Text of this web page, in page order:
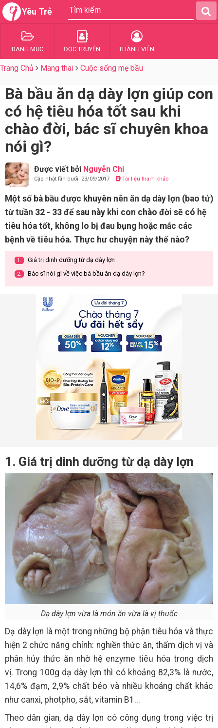
Yêu Trẻ
DANH MỤC ĐỌC TRUYỆN THÀNH VIÊN
Trang Chủ Mang thai Cuộc sống mẹ bầu
Bà bầu ăn dạ dày lợn giúp con
có hệ tiêu hóa tốt sau khi
chào đời, bác sĩ chuyên khoa
nói gì?
Được viết bởi Nguyễn Chi
Cập nhật lần cuối: 23/09/2017 Tài liệu tham khảo
Một số bà bầu được khuyên nên ăn dạ dày lợn (bao tử)
từ tuần 32 - 33 để sau này khi con chào đời sẽ có hệ
tiêu hóa tốt, không lo bị đau bụng hoặc mắc các
bệnh về tiêu hóa. Thực hư chuyện này thế nào?
1. Giá trị dinh dưỡng từ dạ dày lợn
2. Bác sĩ nói gì về việc bà bầu ăn dạ dày lợn?
1. Giá trị dinh dưỡng từ dạ dày lợn
Dạ dày lợn vừa là món ăn vừa là vị thuốc
Dạ dày lợn là một trong những bộ phận tiêu hóa và thực
hiện 2 chức năng chính: nghiền thức ăn, thấm dịch vị và
phân hủy thức ăn nhờ hệ enzyme tiêu hóa trong dịch
vị. Trong 100g dạ dày lợn thì có khoảng 82,3% là nước,
14,6% đạm, 2,9% chất béo và nhiều khoáng chất khác
như canxi, photpho, sắt, vitamin B1...
Theo dân gian, dạ dày lợn có công dụng trong việc trị